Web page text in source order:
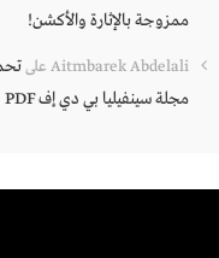
ممزوجة بالإثارة والأكشن!
Aitmbarek Abdelali على
مجلة سينفيليا بي دي إف PDF